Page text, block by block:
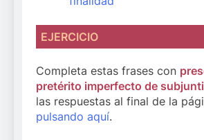
EJERCICIO
Completa estas frases con
pretérito imperfecto de
las respuestas al final de la
pulsando aquí.